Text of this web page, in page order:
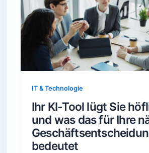
IT & Technologie
Ihr KI-Tool lügt Sie
und was das für Ihre
bedeutet